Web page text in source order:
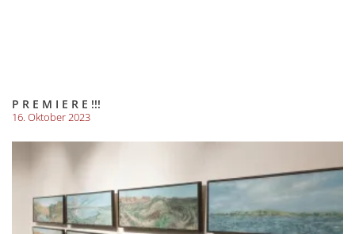
P R E M I E R E !!!
16. Oktober 2023